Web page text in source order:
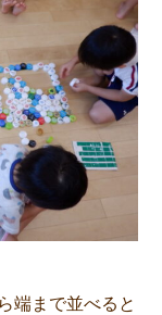
端まで並べると